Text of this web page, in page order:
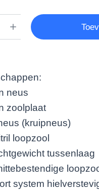
neus
zoolplaat
(kruipneus)
loopzool
tussenlaag
system